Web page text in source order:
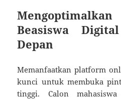
Beasiswa
Depan
Memanfaatkan platform
kunci untuk membuka
tinggi. Calon